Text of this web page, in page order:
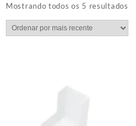
Mostrando todos os 5 resultados